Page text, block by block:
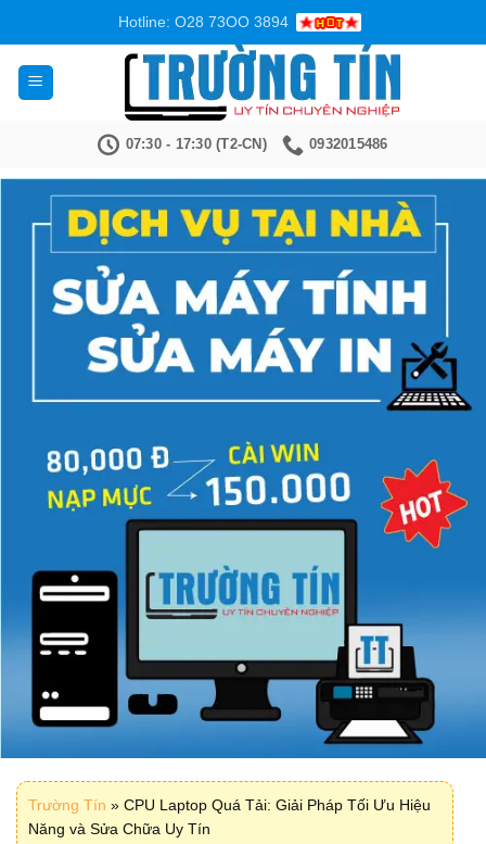
nội
dung
Hotline: O28 73OO 3894
07:30 - 17:30 (T2-CN) 0932015486
Trường Tín » CPU Laptop Quá Tải: Giải Pháp Tối Ưu Hiệu
Năng và Sửa Chữa Uy Tín